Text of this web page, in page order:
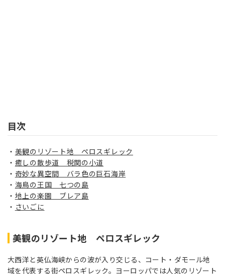
目次
美観のリゾート地 ペロスギレック
癒しの散歩道 税関の小道
奇妙な異空間 バラ色の巨石海岸
海鳥の王国 七つの島
地上の楽園 ブレア島
さいごに
美観のリゾート地 ペロスギレック
大西洋と英仏海峡からの波が入り交じる、コート・ダモール地
域を代表する街ペロスギレック。ヨーロッパでは人気のリゾート